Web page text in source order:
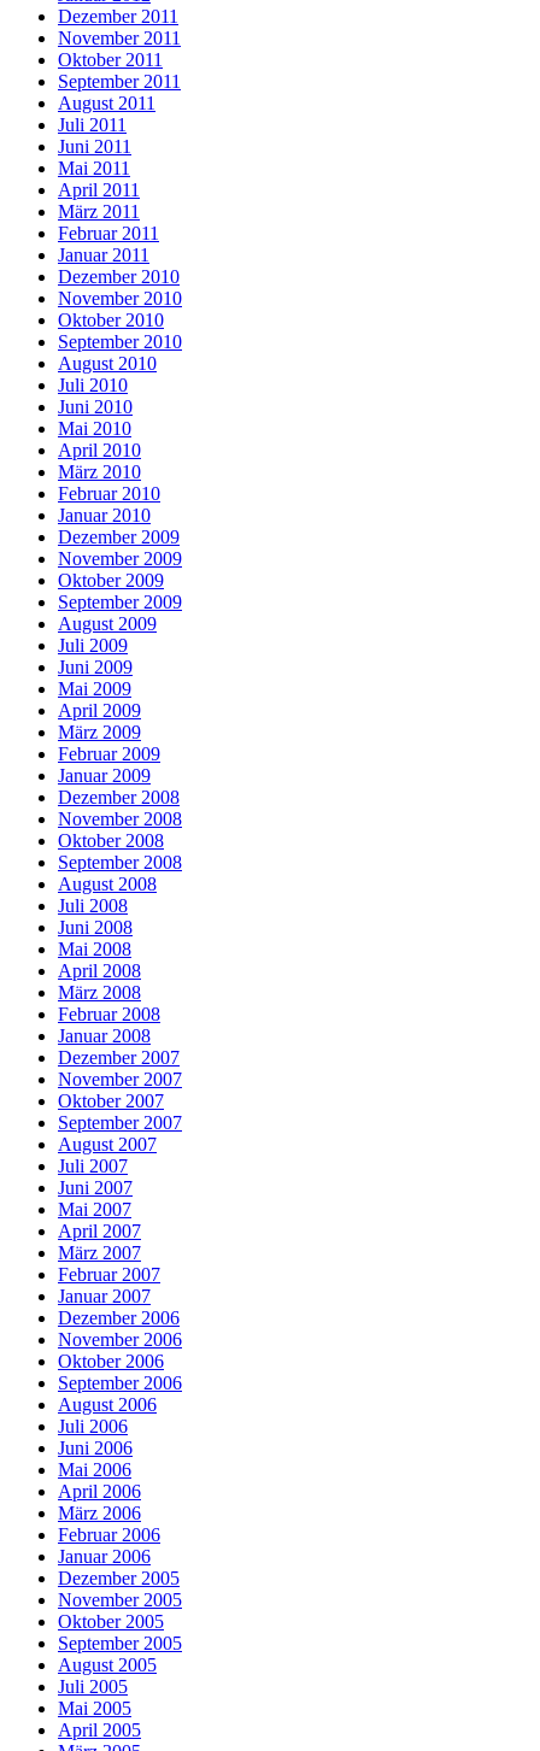
Dezember 2011
November 2011
Oktober 2011
September 2011
August 2011
Juli 2011
Juni 2011
Mai 2011
April 2011
März 2011
Februar 2011
Januar 2011
Dezember 2010
November 2010
Oktober 2010
September 2010
August 2010
Juli 2010
Juni 2010
Mai 2010
April 2010
März 2010
Februar 2010
Januar 2010
Dezember 2009
November 2009
Oktober 2009
September 2009
August 2009
Juli 2009
Juni 2009
Mai 2009
April 2009
März 2009
Februar 2009
Januar 2009
Dezember 2008
November 2008
Oktober 2008
September 2008
August 2008
Juli 2008
Juni 2008
Mai 2008
April 2008
März 2008
Februar 2008
Januar 2008
Dezember 2007
November 2007
Oktober 2007
September 2007
August 2007
Juli 2007
Juni 2007
Mai 2007
April 2007
März 2007
Februar 2007
Januar 2007
Dezember 2006
November 2006
Oktober 2006
September 2006
August 2006
Juli 2006
Juni 2006
Mai 2006
April 2006
März 2006
Februar 2006
Januar 2006
Dezember 2005
November 2005
Oktober 2005
September 2005
August 2005
Juli 2005
Mai 2005
April 2005